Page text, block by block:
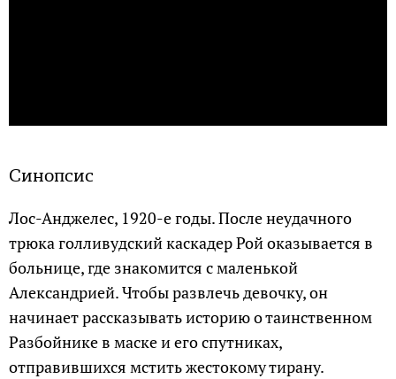
Синопсис
Лос-Анджелес, 1920-е годы. После неудачного
трюка голливудский каскадер Рой оказывается в
больнице, где знакомится с маленькой
Александрией. Чтобы развлечь девочку, он
начинает рассказывать историю о таинственном
Разбойнике в маске и его спутниках,
отправившихся мстить жестокому тирану.